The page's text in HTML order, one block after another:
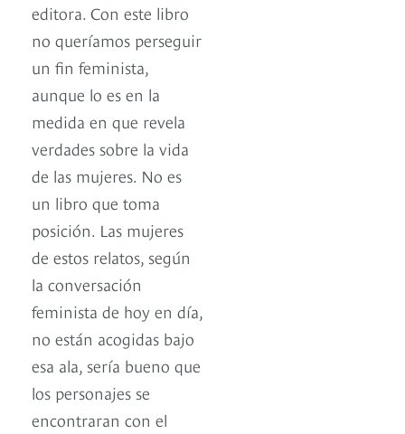
editora. Con este libro
no queríamos perseguir
un fin feminista,
aunque lo es en la
medida en que revela
verdades sobre la vida
de las mujeres. No es
un libro que toma
posición. Las mujeres
de estos relatos, según
la conversación
feminista de hoy en día,
no están acogidas bajo
esa ala, sería bueno que
los personajes se
encontraran con el